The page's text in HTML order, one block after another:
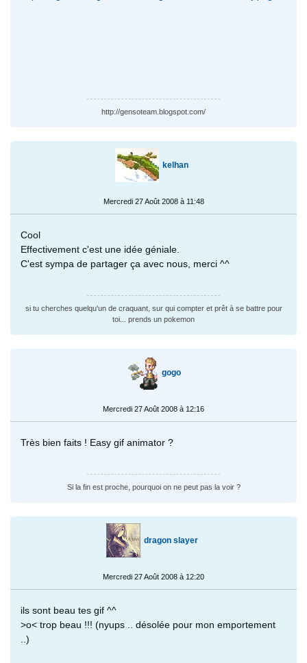
http://gensoteam.blogspot.com/
kelhan
Mercredi 27 Août 2008 à 11:48
Cool
Effectivement c'est une idée géniale.
C'est sympa de partager ça avec nous, merci ^^
si tu cherches quelqu'un de craquant, sur qui compter et prêt à se battre pour
toi... prends un pokemon
gogo
Mercredi 27 Août 2008 à 12:16
Très bien faits ! Easy gif animator ?
Si la fin est proche, pourquoi on ne peut pas la voir ?
dragon slayer
Mercredi 27 Août 2008 à 12:20
ils sont beau tes gif ^^
>o< trop beau !!! (nyups .. désolée pour mon emportement
..)